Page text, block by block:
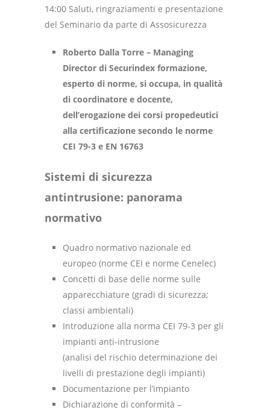
14:00 Saluti, ringraziamenti e presentazione
del Seminario da parte di Assosicurezza
Roberto Dalla Torre – Managing
Director di Securindex formazione,
esperto di norme, si occupa, in qualità
di coordinatore e docente,
dell’erogazione dei corsi propedeutici
alla certificazione secondo le norme
CEI 79-3 e EN 16763
Sistemi di sicurezza
antintrusione: panorama
normativo
Quadro normativo nazionale ed
europeo (norme CEI e norme Cenelec)
Concetti di base delle norme sulle
apparecchiature (gradi di sicurezza;
classi ambientali)
Introduzione alla norma CEI 79-3 per gli
impianti anti-intrusione
(analisi del rischio determinazione dei
livelli di prestazione degli impianti)
Documentazione per l’impianto
Dichiarazione di conformità –